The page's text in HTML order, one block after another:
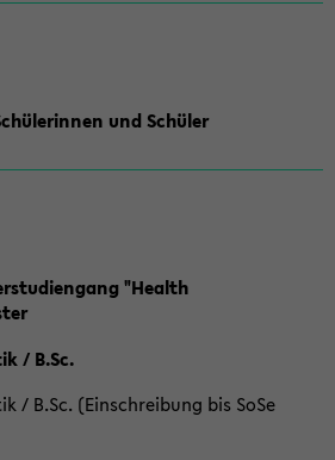
und Schüler
"Health
/ B.Sc.
B.Sc. (Einschreibung bis SoSe